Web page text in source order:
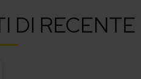
DI RECENTE